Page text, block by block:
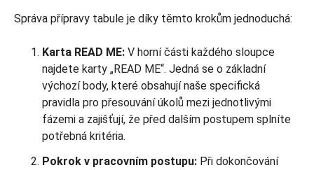
Správa přípravy tabule je díky těmto krokům jednoduchá:
Karta READ ME: V horní části každého sloupce
najdete karty „READ ME“. Jedná se o základní
výchozí body, které obsahují naše specifická
pravidla pro přesouvání úkolů mezi jednotlivými
fázemi a zajišťují, že před dalším postupem splníte
potřebná kritéria.
Pokrok v pracovním postupu: Při dokončování